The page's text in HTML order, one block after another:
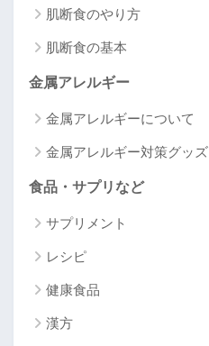
肌断食のやり方
肌断食の基本
金属アレルギー
金属アレルギーについて
金属アレルギー対策グッズ
食品・サプリなど
サプリメント
レシピ
健康食品
漢方